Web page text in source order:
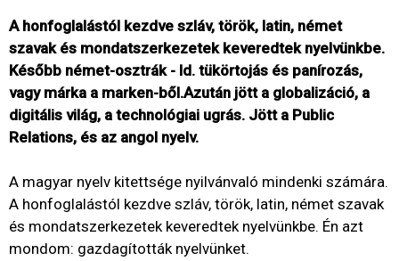
A honfoglalástól kezdve szláv, török, latin, német
szavak és mondatszerkezetek keveredtek nyelvünkbe.
Később német-osztrák - ld. tükörtojás és panírozás,
vagy márka a marken-ből.Azután jött a globalizáció, a
digitális világ, a technológiai ugrás. Jött a Public
Relations, és az angol nyelv.
A magyar nyelv kitettsége nyilvánvaló mindenki számára.
A honfoglalástól kezdve szláv, török, latin, német szavak
és mondatszerkezetek keveredtek nyelvünkbe. Én azt
mondom: gazdagították nyelvünket.